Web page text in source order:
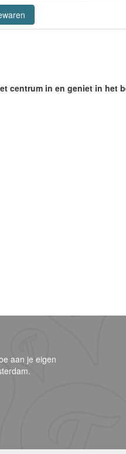
centrum in en geniet in het
aan je eigen